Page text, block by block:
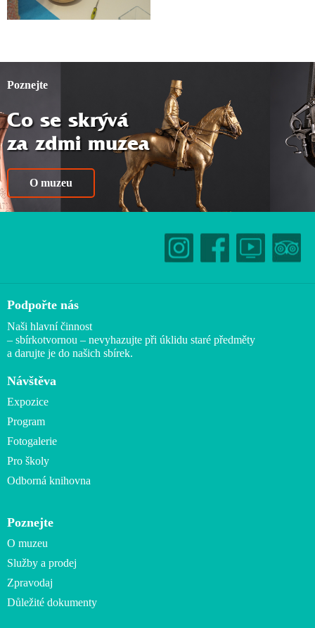
Poznejte
Co se skrývá
za zdmi muzea
O muzeu
Podpořte nás
Naši hlavní činnost
– sbírkotvornou – nevyhazujte při úklidu staré předměty
a darujte je do našich sbírek.
Návštěva
Expozice
Program
Fotogalerie
Pro školy
Odborná knihovna
Poznejte
O muzeu
Služby a prodej
Zpravodaj
Důležité dokumenty